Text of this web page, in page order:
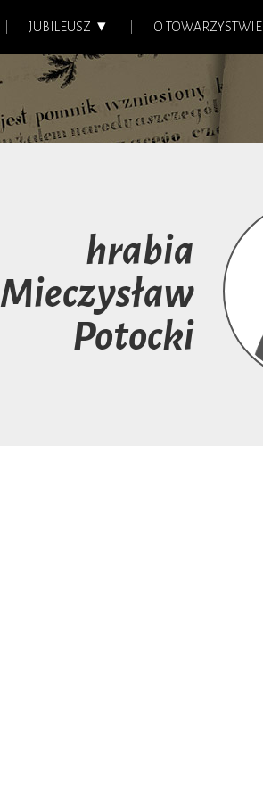
JUBILEUSZ O TOWARZYSTWIE
hrabia
Mieczysław
Potocki